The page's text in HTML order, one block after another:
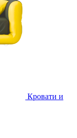
Кровати и